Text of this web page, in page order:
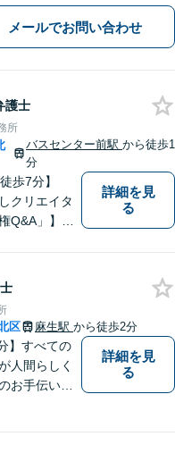
メールでお問い合わせ
護士
所
バスセンター前駅 から徒歩1
分
歩7分】
クリエイタ
Q&A」】商
の実績豊富
詳細を見
る
区 麻生駅 から徒歩2分
】すべての
人間らしく
お手伝いを
詳細を見
る